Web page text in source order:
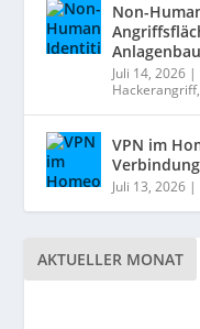
Non-
Anlagenbau
Juli 14, 2026 |
Hackerangriff,
VPN im
Juli 13, 2026 |
AKTUELLER MONAT